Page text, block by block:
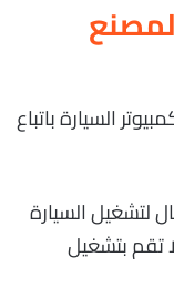
السيارة باتباع
لتشغيل السيارة
تقم بتشغيل